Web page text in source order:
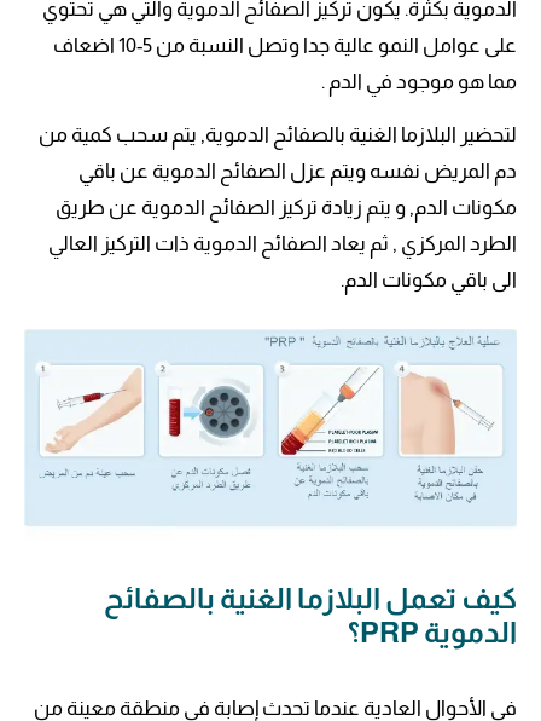
الدموية بكثرة. يكون تركيز الصفائح الدموية والتي هي تحتوي
على عوامل النمو عالية جدا وتصل النسبة من 5-10 اضعاف
مما هو موجود في الدم .
لتحضير البلازما الغنية بالصفائح الدموية, يتم سحب كمية من
دم المريض نفسه ويتم عزل الصفائح الدموية عن باقي
مكونات الدم, و يتم زيادة تركيز الصفائح الدموية عن طريق
الطرد المركزي , ثم يعاد الصفائح الدموية ذات التركيز العالي
الى باقي مكونات الدم.
كيف تعمل البلازما الغنية بالصفائح
الدموية PRP؟
في الأحوال العادية عندما تحدث إصابة في منطقة معينة من